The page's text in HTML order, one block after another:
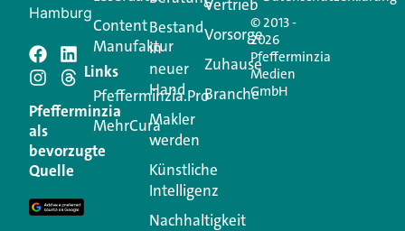
Schreiben Sie einen
Kommentar
Ihre E-Mail-Adresse wird nicht veröffentlicht.
Erforderliche Felder sind mit
Kommentar
Hamburg
Pfefferminzia
als
bevorzugte
Quelle
Content
Manufaktur
Links
Pfefferminzia.Pro
MehrCura
Bestand
in
neuer
Hand
Makler
werden
Künstliche
Intelligenz
Nachhaltigkeit
Vertrieb
Vorsorge
Zuhause
Branche
© 2013 -
2026
Pfefferminzia
Medien
GmbH